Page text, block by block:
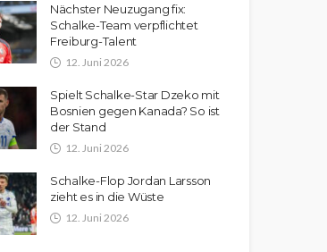
Nächster Neuzugang fix:
Schalke-Team verpflichtet
Freiburg-Talent
12. Juni 2026
Spielt Schalke-Star Dzeko mit
Bosnien gegen Kanada? So ist
der Stand
12. Juni 2026
Schalke-Flop Jordan Larsson
zieht es in die Wüste
12. Juni 2026